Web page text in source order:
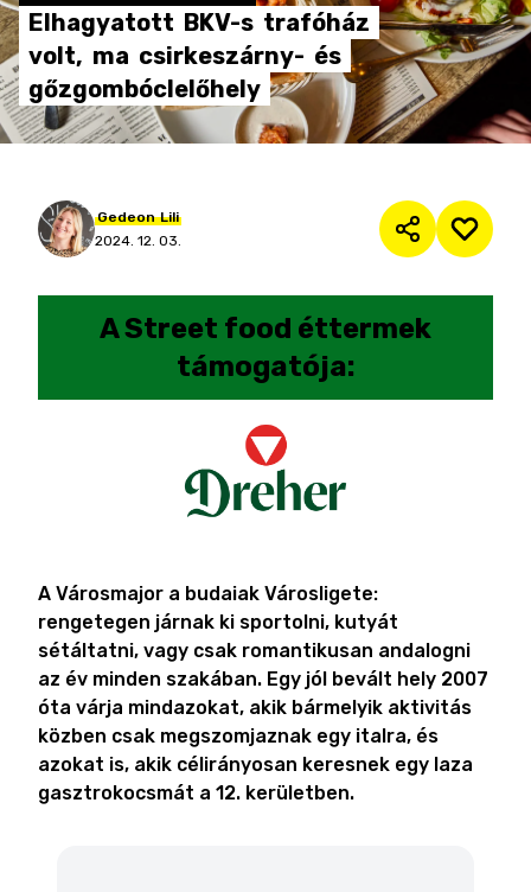
Elhagyatott BKV-s trafóház
volt, ma csirkeszárny- és
gőzgombóclelőhely
Gedeon Lili
2024. 12. 03.
AStreet food éttermek
támogatója:
A Városmajor a budaiak Városligete:
rengetegen járnak ki sportolni, kutyát
sétáltatni, vagy csak romantikusan andalogni
az év minden szakában. Egy jól bevált hely 2007
óta várja mindazokat, akik bármelyik aktivitás
közben csak megszomjaznak egy italra, és
azokat is, akik célirányosan keresnek egy laza
gasztrokocsmát a 12. kerületben.